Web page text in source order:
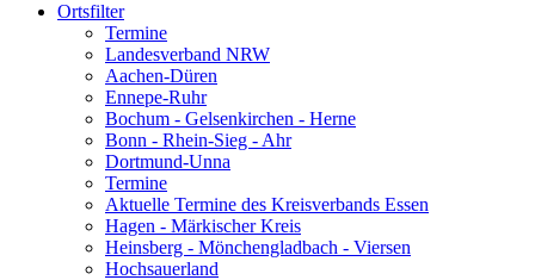
Ortsfilter
Termine
Landesverband NRW
Aachen-Düren
Ennepe-Ruhr
Bochum - Gelsenkirchen - Herne
Bonn - Rhein-Sieg - Ahr
Dortmund-Unna
Termine
Aktuelle Termine des Kreisverbands Essen
Hagen - Märkischer Kreis
Heinsberg - Mönchengladbach - Viersen
Hochsauerland